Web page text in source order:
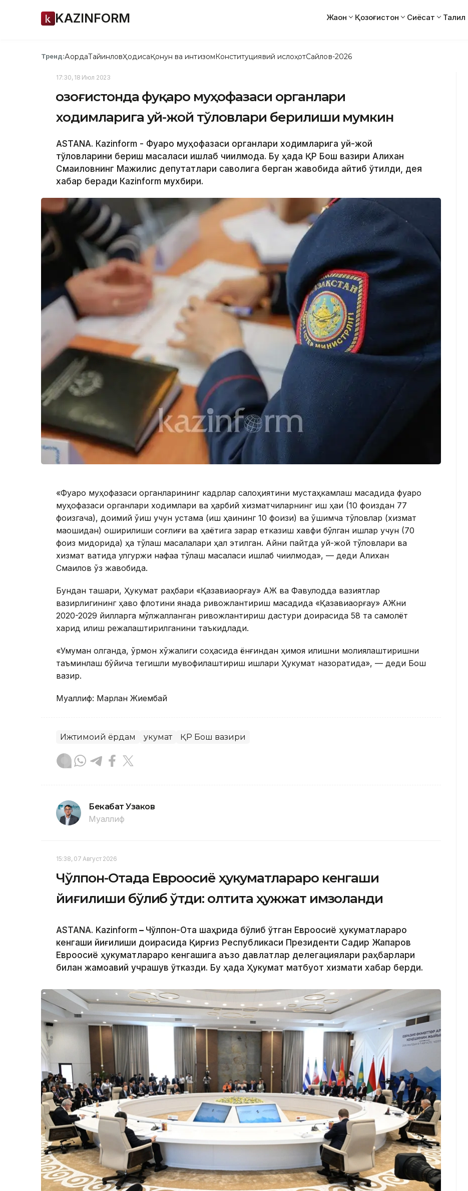
KAZINFORM Жаҳон Қозоғистон Сиёсат Таҳлил
Тренд:АқордаТайинловҲодисаҚонун ва интизомКонституциявий ислоҳотСайлов-2026
17:30, 18 Июл 2023
Қозоғистонда фуқаро муҳофазаси органлари
ходимларига уй-жой тўловлари берилиши мумкин
ASTANА. Кazinform - Фуқаро муҳофазаси органлари ходимларига уй-жой
тўловларини бериш масаласи ишлаб чиқилмоқда. Бу ҳақда ҚР Бош вазири Алихан
Смаиловнинг Мажилис депутатлари саволига берган жавобида айтиб ўтилди, дея
хабар беради Кazinform мухбири.
«Фуқаро муҳофазаси органларининг кадрлар салоҳиятини мустаҳкамлаш мақсадида фуқаро
муҳофазаси органлари ходимлари ва ҳарбий хизматчиларнинг иш ҳақи (10 фоиздан 77
фоизгача), доимий ўқиш учун устама (иш ҳақининг 10 фоизи) ва қўшимча тўловлар (хизмат
маошидан) оширилиши соғлиғи ва ҳаётига зарар етказиш хавфи бўлган ишлар учун (70
фоиз миқдорида) ҳақ тўлаш масалалари ҳал этилган. Айни пайтда уй-жой тўловлари ва
хизмат вақтида улгуржи нафақа тўлаш масаласи ишлаб чиқилмоқда», — деди Алихан
Смаилов ўз жавобида.
Бундан ташқари, Ҳукумат раҳбари «Қазавиақорғау» АЖ ва Фавқулодда вазиятлар
вазирлигининг ҳаво флотини янада ривожлантириш мақсадида «Қазавиақорғау» АЖни
2020-2029 йилларга мўлжалланган ривожлантириш дастури доирасида 58 та самолёт
харид қилиш режалаштирилганини таъкидлади.
«Умуман олганда, ўрмон хўжалиги соҳасида ёнғиндан ҳимоя қилишни молиялаштиришни
таъминлаш бўйича тегишли мувофиқлаштириш ишлари Ҳукумат назоратида», — деди Бош
вазир.
Муаллиф: Марлан Жиембай
Ижтимоий ёрдам Ҳукумат ҚР Бош вазири
Бекабат Узаков
Муаллиф
15:38, 07 Август 2026
Чўлпон-Отада Евроосиё ҳукуматлараро кенгаши
йиғилиши бўлиб ўтди: олтита ҳужжат имзоланди
ASTANA. Kazinform – Чўлпон-Ота шаҳрида бўлиб ўтган Евроосиё ҳукуматлараро
кенгаши йиғилиши доирасида Қирғиз Республикаси Президенти Садир Жапаров
Евроосиё ҳукуматлараро кенгашига аъзо давлатлар делегациялари раҳбарлари
билан жамоавий учрашув ўтказди. Бу ҳақда Ҳукумат матбуот хизмати хабар берди.